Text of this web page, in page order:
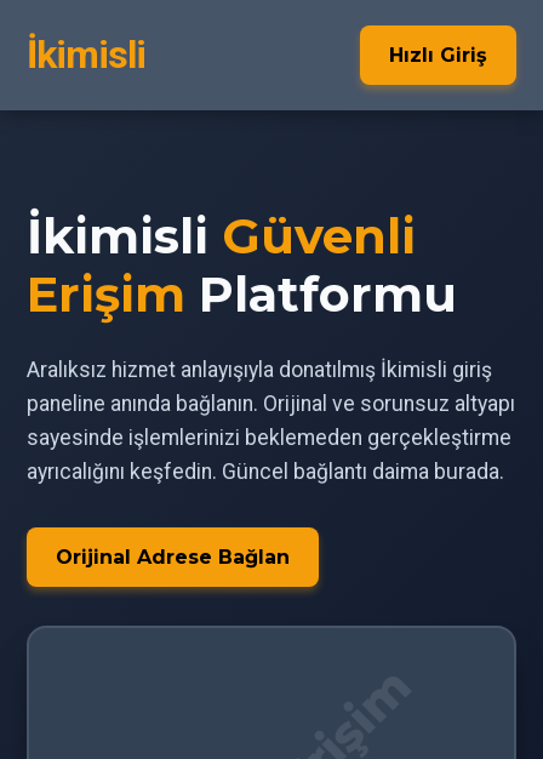
İkimisli Hızlı Giriş
İkimisli Güvenli
Erişim Platformu
Aralıksız hizmet anlayışıyla donatılmış İkimisli giriş
paneline anında bağlanın. Orijinal ve sorunsuz altyapı
sayesinde işlemlerinizi beklemeden gerçekleştirme
ayrıcalığını keşfedin. Güncel bağlantı daima burada.
Orijinal Adrese Bağlan